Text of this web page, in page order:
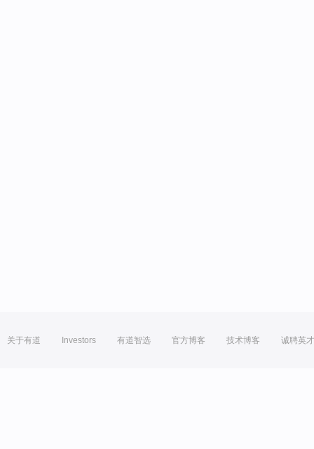
关于有道 Investors 有道智选 官方博客 技术博客 诚聘英才